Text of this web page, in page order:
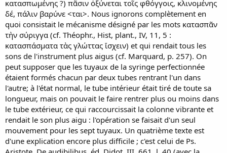
κατασπωμένης ?) πᾶσιν ὀξύνεται τοῖς φθόγγοις, κλινομένης
δέ, πάλιν βαρύνε <ται>. Nous ignorons complètement en
quoi consistait le mécanisme désigné par les mots κατασπᾶν
τὴν σύριγγα (cf. Théophr., Hist, plant., IV, 11, 5 :
κατασπάσματα τὰς γλώττας ἴσχειν) et qui rendait tous les
sons de l'instrument plus aigus (cf. Marquard, p. 257). On
peut supposer que les tuyaux de la syringe perfectionnée
étaient formés chacun par deux tubes rentrant l'un dans
l'autre; à l'état normal, le tube intérieur était tiré de toute sa
longueur, mais on pouvait le faire rentrer plus ou moins dans
le tube extérieur, ce qui raccourcissait la colonne vibrante et
rendait le son plus aigu : l'opération se faisait d'un seul
mouvement pour les sept tuyaux. Un quatrième texte est
d'une explication encore plus difficile ; c'est celui de Ps.